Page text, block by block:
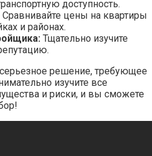
доступность.
Сравнивайте цены на квартиры
и районах.
Тщательно изучите
решение, требующее
изучите все
и риски, и вы сможете